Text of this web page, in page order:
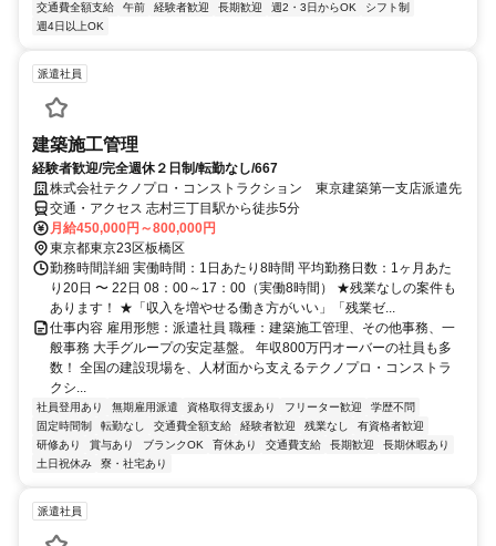
交通費全額支給
午前 経験者歓迎 長期歓迎 週2・3日からOK
シフト制
週4日以上OK
派遣社員
建築施工管理
経験者歓迎/完全週休２日制/転勤なし/667
株式会社テクノプロ・コンストラクション 東京建築第一支店派遣先
交通・アクセス 志村三丁目駅から徒歩5分
月給450,000円～800,000円
東京都東京23区板橋区
勤務時間詳細 実働時間：1日あたり8時間 平均勤務日数：1ヶ月あた
り20日 〜 22日 08：00～17：00（実働8時間） ★残業なしの案件も
あります！ ★「収入を増やせる働き方がいい」「残業ゼ...
仕事内容 雇用形態：派遣社員 職種：建築施工管理、その他事務、一
般事務 大手グループの安定基盤。 年収800万円オーバーの社員も多
数！ 全国の建設現場を、人材面から支えるテクノプロ・コンストラ
クシ...
社員登用あり 無期雇用派遣 資格取得支援あり フリーター歓迎
学歴不問
固定時間制
転勤なし 交通費全額支給 経験者歓迎 残業なし
有資格者歓迎
研修あり
賞与あり ブランクOK 育休あり 交通費支給 長期歓迎
長期休暇あり
土日祝休み
寮・社宅あり
派遣社員